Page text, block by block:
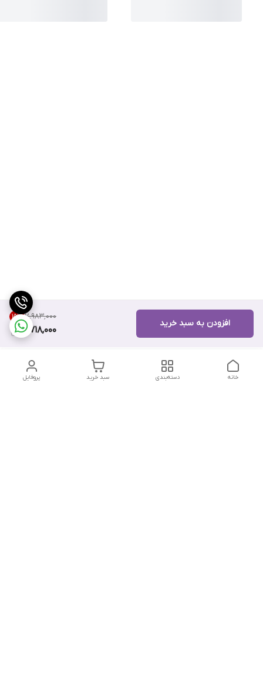
۷٬۹۸۳٬۰۰۰ 15%
6,718,000
افزودن به سبد خرید
پروفایل سبد خرید دسته‌بندی خانه